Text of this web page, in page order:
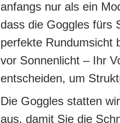
anfangs nur als ein
dass die Goggles fürs
perfekte Rundumsicht
vor Sonnenlicht – Ihr
entscheiden, um
Die Goggles statten
aus, damit Sie die